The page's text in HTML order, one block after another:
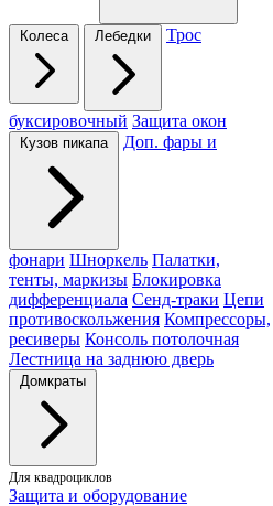
Колеса Лебедки Трос
буксировочный Защита окон
Кузов пикапа Доп. фары и
фонари Шноркель Палатки,
тенты, маркизы Блокировка
дифференциала Сенд-траки Цепи
противоскольжения Компрессоры,
ресиверы Консоль потолочная
Лестница на заднюю дверь
Домкраты
Для квадроциклов
Защита и оборудование